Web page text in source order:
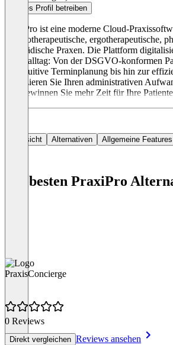
Dieses Profil betreiben
PraxiPro ist eine moderne Cloud-
psychotherapeutische, ergotherapeutische,
logopädische Praxen. Die Plattform
Praxisalltag: Von der DSGVO-konformen
die intuitive Terminplanung bis hin zur
Reduzieren Sie Ihren administrativen
und gewinnen Sie mehr Zeit für Ihre
Übersicht Alternativen Allgemeine Features
Die besten PraxiPro
PraxisConcierge
0 Reviews
Direkt vergleichen Reviews ansehen